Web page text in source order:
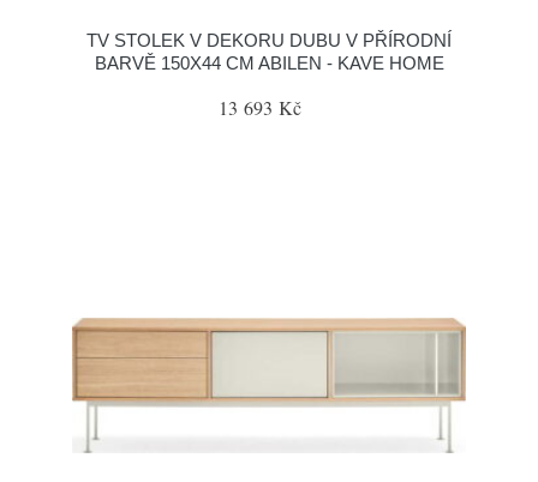
TV STOLEK V DEKORU DUBU V PŘÍRODNÍ
BARVĚ 150X44 CM ABILEN - KAVE HOME
13 693 Kč